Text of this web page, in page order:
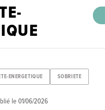
ENERGETIQUE SOBRIETE
le01/06/2026